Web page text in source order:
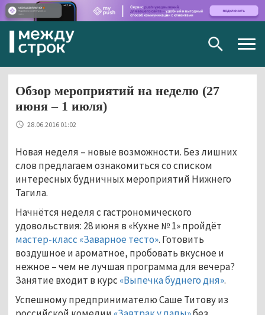
Обзор мероприятий на неделю (27
июня – 1 июля)
28.06.2016 01:02
Новая неделя – новые возможности. Без лишних
слов предлагаем ознакомиться со списком
интересных будничных мероприятий Нижнего
Тагила.
Начнётся неделя с гастрономического
удовольствия: 28 июня в «Кухне № 1» пройдёт
мастер-класс «Заварное тесто». Готовить
воздушное и ароматное, пробовать вкусное и
нежное – чем не лучшая программа для вечера?
Занятие входит в курс «Выпечка буднего дня».
Успешному предпринимателю Саше Титову из